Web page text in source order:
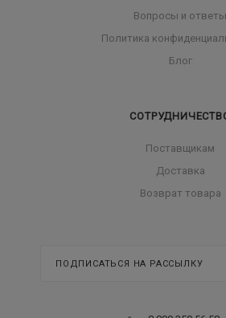
Вопросы и ответы
Политика
Блог
Поставщикам
Доставка
Возврат товара
ПОДПИСАТЬСЯ НА РАССЫЛКУ